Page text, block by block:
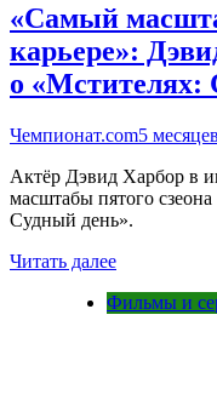
«Самый
карьере»:
о «Мстителях:
Чемпионат.com5
Актёр Дэвид Харбор в
масштабы пятого
Судный день».
Читать далее
Фильмы и